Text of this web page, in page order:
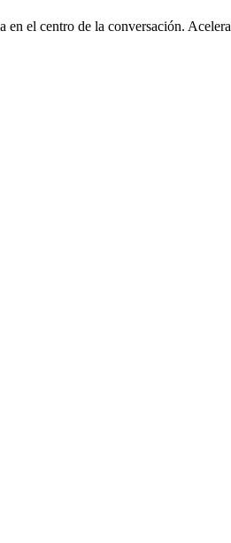
el centro de la conversación.